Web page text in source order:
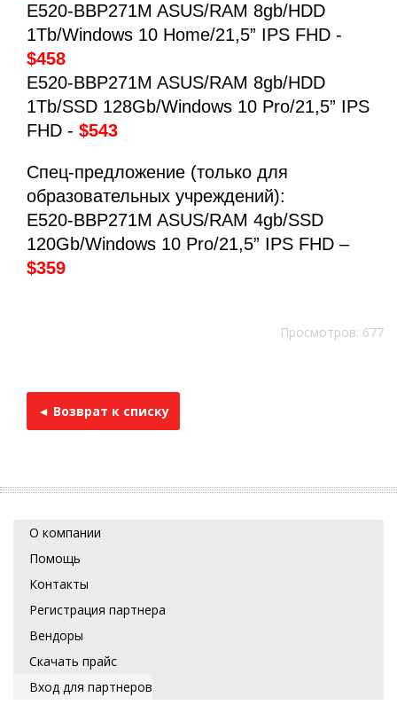
E520-BBP271M ASUS/RAM 8gb/HDD
1Tb/Windows 10 Home/21,5” IPS FHD -
$458
E520-BBP271M ASUS/RAM 8gb/HDD
1Tb/SSD 128Gb/Windows 10 Pro/21,5” IPS
FHD - $543
Спец-предложение (только для
образовательных учреждений):
E520-BBP271M ASUS/RAM 4gb/SSD
120Gb/Windows 10 Pro/21,5” IPS FHD –
$359
Просмотров: 677
◄ Возврат к списку
О компании
Помощь
Контакты
Регистрация партнера
Вендоры
Скачать прайс
Вход для партнеров